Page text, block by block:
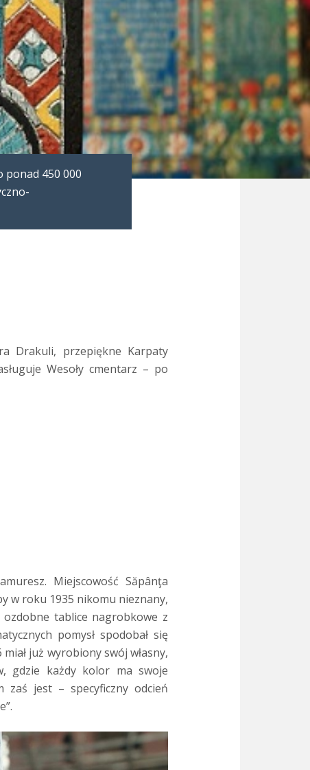
ponad 450 000
Drakuli, przepiękne Karpaty
Wesoły cmentarz – po
Miejscowość Săpânţa
w roku 1935 nikomu nieznany,
ozdobne tablice nagrobkowe z
pomysł spodobał się
już wyrobiony swój własny,
gdzie każdy kolor ma swoje
zaś jest – specyficzny odcień